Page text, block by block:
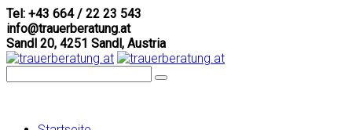
Tel: +43 664 / 22 23 543
info@trauerberatung.at
Sandl 20, 4251 Sandl, Austria